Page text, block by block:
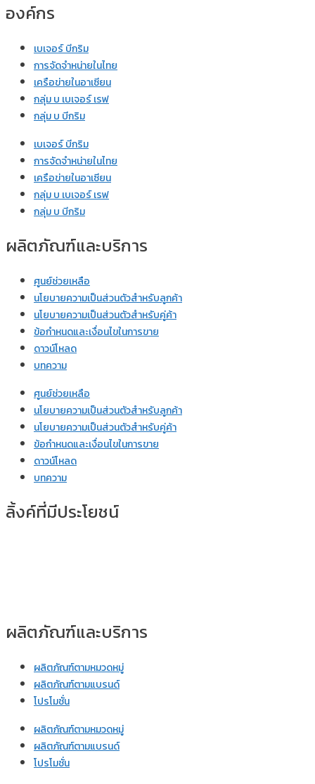
องค์กร
เบเจอร์ บีกริม
การจัดจำหน่ายในไทย
เครือข่ายในอาเซียน
กลุ่ม บ เบเจอร์ เรฟ
กลุ่ม บ บีกริม
เบเจอร์ บีกริม
การจัดจำหน่ายในไทย
เครือข่ายในอาเซียน
กลุ่ม บ เบเจอร์ เรฟ
กลุ่ม บ บีกริม
ผลิตภัณฑ์และบริการ
ศูนย์ช่วยเหลือ
นโยบายความเป็นส่วนตัวสำหรับลูกค้า
นโยบายความเป็นส่วนตัวสำหรับคู่ค้า
ข้อกำหนดและเงื่อนไขในการขาย
ดาวน์โหลด
บทความ
ศูนย์ช่วยเหลือ
นโยบายความเป็นส่วนตัวสำหรับลูกค้า
นโยบายความเป็นส่วนตัวสำหรับคู่ค้า
ข้อกำหนดและเงื่อนไขในการขาย
ดาวน์โหลด
บทความ
ลิ้งค์ที่มีประโยชน์
ผลิตภัณฑ์และบริการ
ผลิตภัณฑ์ตามหมวดหมู่
ผลิตภัณฑ์ตามแบรนด์
โปรโมชั่น
ผลิตภัณฑ์ตามหมวดหมู่
ผลิตภัณฑ์ตามแบรนด์
โปรโมชั่น